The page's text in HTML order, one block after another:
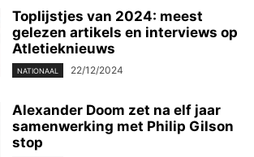
Toplijstjes van 2024: meest
gelezen artikels en interviews op
Atletieknieuws
NATIONAAL 22/12/2024
Alexander Doom zet na elf jaar
samenwerking met Philip Gilson
stop